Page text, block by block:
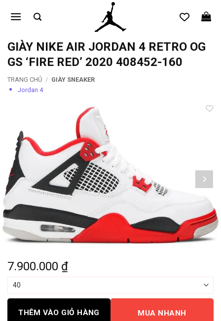
qua
dungGIÀY NIKE AIR JORDAN 4 RETRO OG
GS ‘FIRE RED’ 2020 408452-160
TRANG CHỦ / GIÀY SNEAKER
Jordan 4
7.900.000 ₫
THÊM VÀO GIỎ HÀNG MUA NHANH